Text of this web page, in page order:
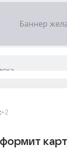
+2